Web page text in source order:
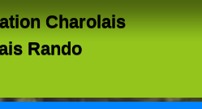
Charolais
Rando